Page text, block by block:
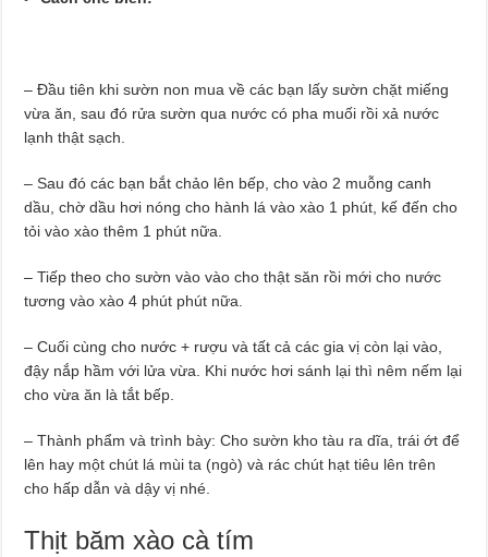
– Đầu tiên khi sườn non mua về các bạn lấy sườn chặt miếng
vừa ăn, sau đó rửa sườn qua nước có pha muối rồi xả nước
lạnh thật sạch.
– Sau đó các bạn bắt chảo lên bếp, cho vào 2 muỗng canh
dầu, chờ dầu hơi nóng cho hành lá vào xào 1 phút, kế đến cho
tỏi vào xào thêm 1 phút nữa.
– Tiếp theo cho sườn vào vào cho thật săn rồi mới cho nước
tương vào xào 4 phút phút nữa.
– Cuối cùng cho nước + rượu và tất cả các gia vị còn lại vào,
đậy nắp hầm với lửa vừa. Khi nước hơi sánh lại thì nêm nếm lại
cho vừa ăn là tắt bếp.
– Thành phẩm và trình bày: Cho sườn kho tàu ra dĩa, trái ớt để
lên hay một chút lá mùi ta (ngò) và rác chút hạt tiêu lên trên
cho hấp dẫn và dậy vị nhé.
Thịt băm xào cà tím